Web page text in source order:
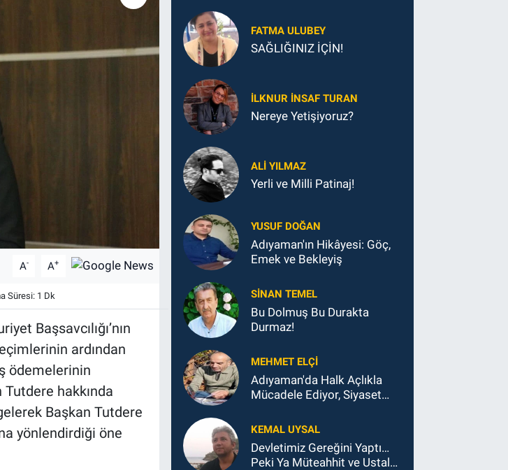
A- A+
Süresi: 1 Dk
Başsavcılığı’nın
ardından
ödemelerinin
Tutdere hakkında
Başkan Tutdere
yönlendirdiği öne
FATMA ULUBEY
SAĞLIĞINIZ İÇİN!
İLKNUR İNSAF TURAN
Nereye Yetişiyoruz?
ALI YILMAZ
Yerli ve Milli Patinaj!
YUSUF DOĞAN
Adıyaman'ın Hikâyesi: Göç,
Emek ve Bekleyiş
SINAN TEMEL
Bu Dolmuş Bu Durakta
Durmaz!
MEHMET ELÇI
Adıyaman'da Halk Açlıkla
Mücadele Ediyor, Siyaset
KEMAL UYSAL
Devletimiz Gereğini Yaptı…
Peki Ya Müteahhit ve Ustalar